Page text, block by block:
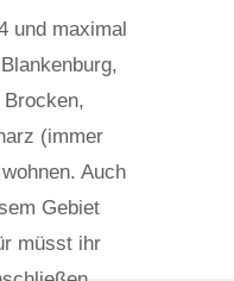
und maximal
Brocken,
(immer
Auch
Gebiet
müsst ihr